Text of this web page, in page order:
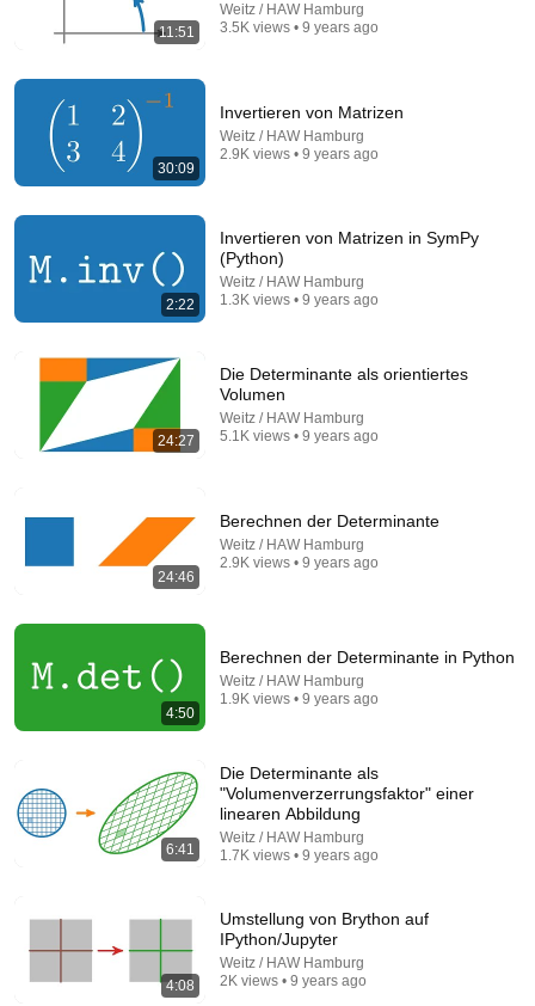
Prime Newtons
Gauß Algorithmus – Lineare Gleichungssysteme
11:51
Weitz / HAW Hamburg
3.5K views • 9 years ago
30:09
Invertieren von Matrizen
Weitz / HAW Hamburg
2.9K views • 9 years ago
2:22
Invertieren von Matrizen in SymPy
(Python)
Weitz / HAW Hamburg
1.3K views • 9 years ago
24:27
Die Determinante als orientiertes
Volumen
Weitz / HAW Hamburg
5.1K views • 9 years ago
24:46
Berechnen der Determinante
Weitz / HAW Hamburg
2.9K views • 9 years ago
4:50
Berechnen der Determinante in Python
Weitz / HAW Hamburg
1.9K views • 9 years ago
6:41
Die Determinante als
"Volumenverzerrungsfaktor" einer
linearen Abbildung
Weitz / HAW Hamburg
1.7K views • 9 years ago
4:08
Umstellung von Brython auf
IPython/Jupyter
Weitz / HAW Hamburg
2K views • 9 years ago